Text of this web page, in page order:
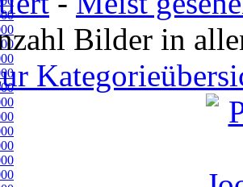
Bilder in